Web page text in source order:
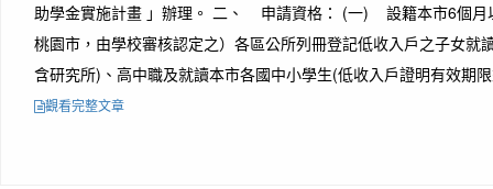
助學金實施計畫 」辦理。 二、 申請資格： (一) 設籍本市6個月
桃園市，由學校審核認定之）各區公所列冊登記低收入戶之子女就
含研究所)、高中職及就讀本市各國中小學生(低收入戶證明有效期
觀看完整文章